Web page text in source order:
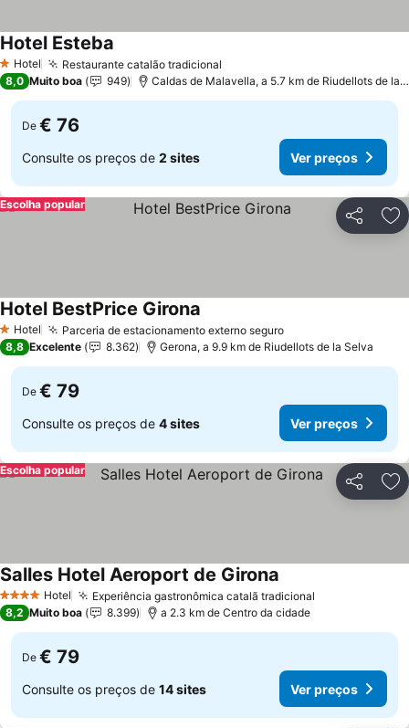
1 Estrelas
Hotel Restaurante catalão tradicional
Hotel Esteba
8,0 Muito boa 949 Caldas de Malavella, a 5.7 km de Riudellots de la Selva
De € 76
Consulte os preços de 2 sites Ver preços
Partilhar
Escolha popular
1 Estrelas
Hotel Parceria de estacionamento externo seguro
Hotel BestPrice Girona
8,8 Excelente 8.362 Gerona, a 9.9 km de Riudellots de la Selva
De € 79
Consulte os preços de 4 sites Ver preços
Partilhar
Escolha popular
4 EstrelasHotel Experiência gastronômica catalã tradicional
Salles Hotel Aeroport de Girona
8,2 Muito boa 8.399 a 2.3 km de Centro da cidade
De € 79
Consulte os preços de 14 sites Ver preços